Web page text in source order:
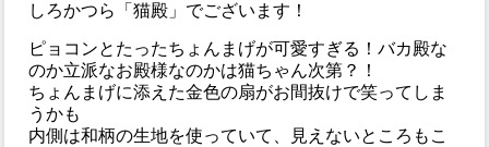
しろかつら「猫殿」でございます！
ピョコンとたったちょんまげが可愛すぎる！バカ殿な
のか立派なお殿様なのかは猫ちゃん次第？！
ちょんまげに添えた金色の扇がお間抜けで笑ってしま
うかも
内側は和柄の生地を使っていて、見えないところもこ